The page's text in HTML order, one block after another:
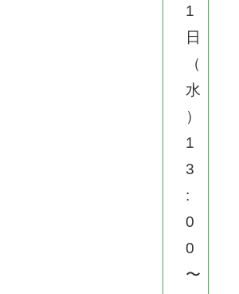
1
日
（
水
）
1
3
:
0
0
〜